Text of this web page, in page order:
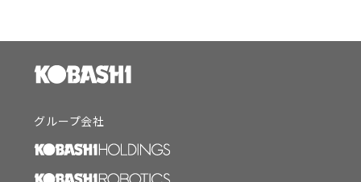
グループ会社